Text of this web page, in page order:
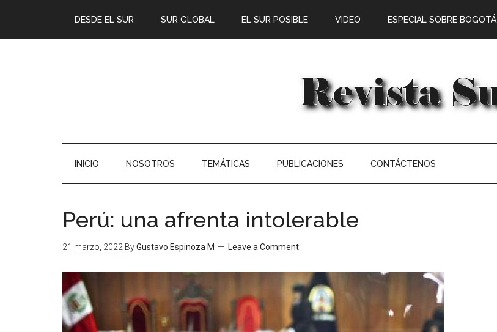
DESDE EL SUR SUR GLOBAL EL SUR POSIBLE VIDEO ESPECIAL SOBRE BOGOTÁ
INICIO NOSOTROS TEMÁTICAS PUBLICACIONES CONTÁCTENOS
Perú: una afrenta intolerable
21 marzo, 2022 ByGustavo Espinoza M Leave a Comment